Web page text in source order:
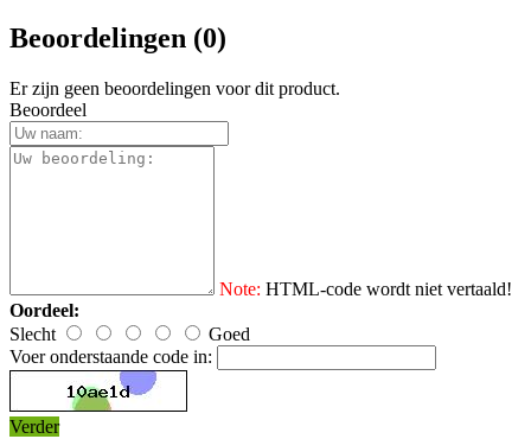
Beoordelingen (0)
Er zijn geen beoordelingen voor dit product.
Beoordeel
Note: HTML-code wordt niet vertaald!
Oordeel:
Slecht
Goed
Voer onderstaande code in:
Verder